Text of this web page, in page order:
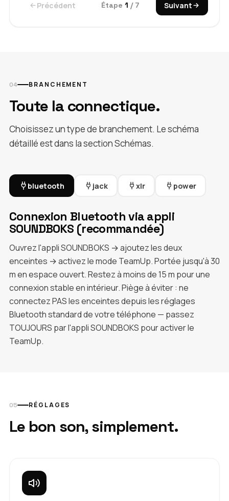
Précédent Étape 1 / 7 Suivant
BRANCHEMENT
Toute la connectique.
Choisissez un type de branchement. Le schéma
détaillé est dans la section Schémas.
bluetooth jack xlr power
Connexion Bluetooth via appli
SOUNDBOKS (recommandée)
Ouvrez l'appli SOUNDBOKS → ajoutez les deux
enceintes → activez le mode TeamUp. Portée jusqu'à 30
m en espace ouvert. Restez à moins de 15 m pour une
connexion stable en intérieur. Piège à éviter : ne
connectez PAS les enceintes depuis les réglages
Bluetooth standard de votre téléphone — passez
TOUJOURS par l'appli SOUNDBOKS pour activer le
TeamUp.
RÉGLAGES
Le bon son, simplement.